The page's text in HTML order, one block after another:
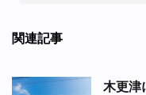
関連記事
木更津